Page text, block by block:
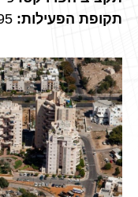
תקופת הפעילות: